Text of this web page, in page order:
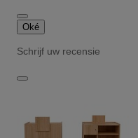
Oké
Schrijf uw recensie